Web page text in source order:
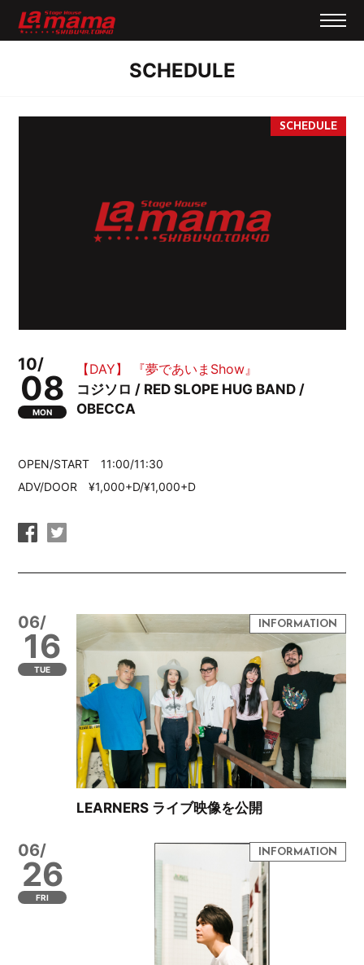
SCHEDULE
10/
08
MON
【DAY】 『夢であいまShow』
コジソロ / RED SLOPE HUG BAND /
OBECCA
OPEN/START 11:00/11:30
ADV/DOOR ¥1,000+D/¥1,000+D
06/
16
TUE
LEARNERS ライブ映像を公開
06/
26
FRI